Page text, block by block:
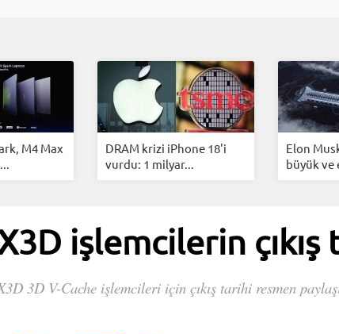
Dondurma İnstagram Çöktü Mü
M4 Max
DRAM krizi iPhone 18'i
vurdu: 1 milyar...
Elon
büyük ve
işlemcilerin çıkış
3D V-Cache işlemcileri için çıkış tarihi resmen